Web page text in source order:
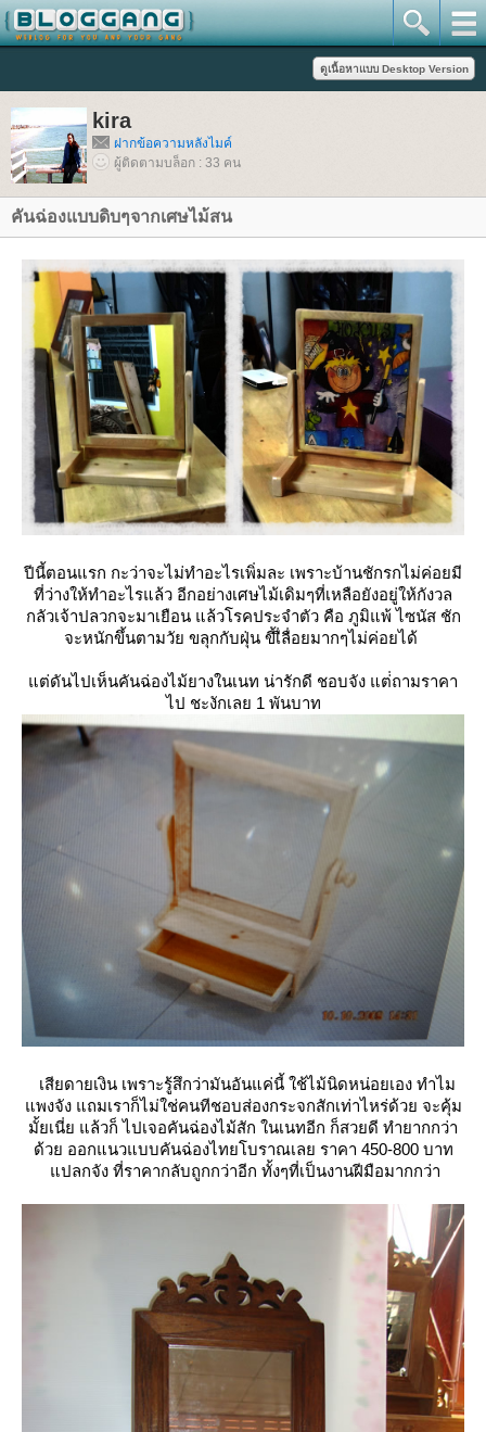
kira
ฝากข้อความหลังไมค์
ผู้ติดตามบล็อก : 33 คน
คันฉ่องแบบดิบๆจากเศษไม้สน
ปีนี้ตอนแรก กะว่าจะไม่ทำอะไรเพิ่มละ เพราะบ้านชักรกไม่ค่อยมี
ที่ว่างให้ทำอะไรแล้ว อีกอย่างเศษไม้เดิมๆที่เหลือยังอยู่ให้กังวล
กลัวเจ้าปลวกจะมาเยือน แล้วโรคประจำตัว คือ ภูมิแพ้ ไซนัส ชัก
จะหนักขึ้นตามวัย ขลุกกับฝุ่น ขี้เื่ลื่อยมากๆไม่ค่อยได้
ต่ดันไปเห็นคันฉ่องไม้ยางในเนท น่ารักดี ชอบจัง แต่่ถามราคา
ไป ชะงักเลย 1 พันบาท
เสียดายเงิน เพราะรู้สึกว่ามันอันแค่นี้ ใช้ไม้นิดหน่อยเอง ทำไม
พงจัง แถมเราก็ไม่ใช่คนทีชอบส่องกระจกสักเท่าไหร่ด้วย จะคุ้ม
มั้ยเนี่ย แล้วก็ ไปเจอคันฉ่องไม้สัก ในเนทอีก ก็สวยดี ทำยากกว่า
ด้วย ออกแนวแบบคันฉ่องไทยโบราณเลย ราคา 450-800 บาท
ปลกจัง ที่ราคากลับถูกกว่าอีก ทั้งๆที่เป็นงานฝีมือมากกว่า